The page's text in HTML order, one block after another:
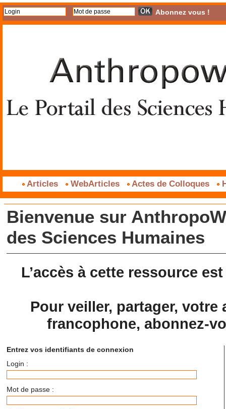
Abonnez vous !
Articles WebArticles Actes de Colloques
Bienvenue sur
des Sciences Humaines
L’accès à cette ressource
Pour veiller, partager,
francophone, abonnez-
Entrez vos identifiants de connexion
Login :
Mot de passe :